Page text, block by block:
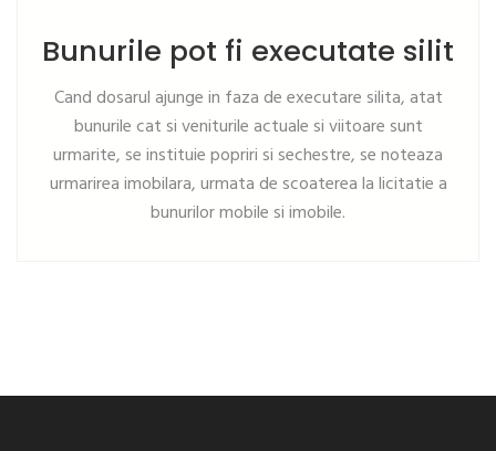
Bunurile pot fi executate silit
Cand dosarul ajunge in faza de executare silita, atat
bunurile cat si veniturile actuale si viitoare sunt
urmarite, se instituie popriri si sechestre, se noteaza
urmarirea imobilara, urmata de scoaterea la licitatie a
bunurilor mobile si imobile.